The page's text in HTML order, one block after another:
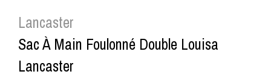
Lancaster
Sac À Main Foulonné Double Louisa
Lancaster